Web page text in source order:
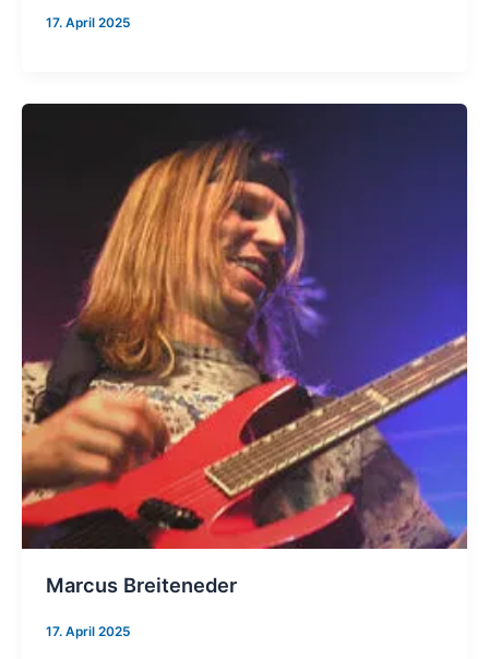
17. April 2025
Marcus Breiteneder
17. April 2025